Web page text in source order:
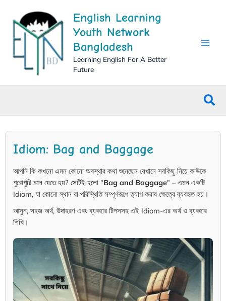
content
English Learning
Youth Network
Bangladesh
Learning English For A Better
Future
Idiom: Bag and Baggage
আপনি কি কখনো এমন কোনো অবস্থার কথা শুনেছেন যেখানে সবকিছু নিয়ে কাউকে
পুরোপুরি চলে যেতে হয়? সেটিই হলো "Bag and Baggage" – এমন একটি
Idiom, যা কোনো স্থান বা পরিস্থিতি সম্পূর্ণরূপে ত্যাগ করার ক্ষেত্রে ব্যবহৃত হয়।
আসুন, সহজ অর্থ, উদাহরণ এবং ব্যবহার টিপসসহ এই Idiom-এর অর্থ ও ব্যবহার
শিখি।